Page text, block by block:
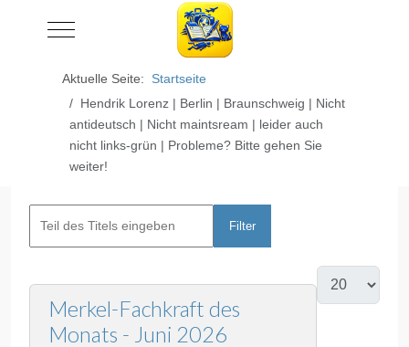
Mobile Menu Toggle
Aktuelle Seite: Startseite
Hendrik Lorenz | Berlin | Braunschweig | Nicht
antideutsch | Nicht maintsream | leider auch
nicht links-grün | Probleme? Bitte gehen Sie
weiter!
Filter
Merkel-Fachkraft des
Monats - Juni 2026